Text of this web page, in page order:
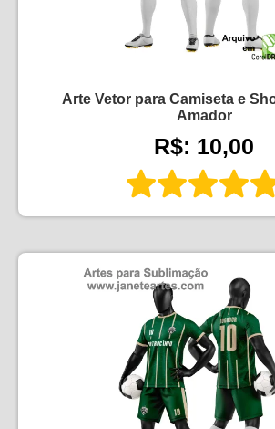
Arte Vetor para Camiseta e
Amador
R$: 10,00